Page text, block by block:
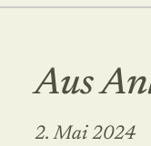
Aus
2. Mai 2024